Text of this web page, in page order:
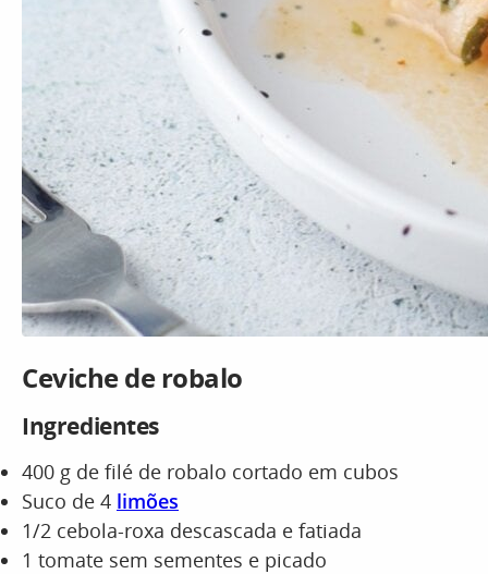
Ceviche de robalo
Ingredientes
400 g de filé de robalo cortado em cubos
Suco de 4 limões
1/2 cebola-roxa descascada e fatiada
1 tomate sem sementes e picado